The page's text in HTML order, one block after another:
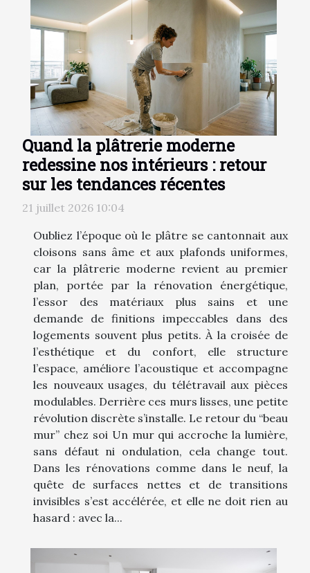
Quand la plâtrerie moderne
redessine nos intérieurs : retour
sur les tendances récentes
21 juillet 2026 10:04
Oubliez l’époque où le plâtre se cantonnait aux
cloisons sans âme et aux plafonds uniformes,
car la plâtrerie moderne revient au premier
plan, portée par la rénovation énergétique,
l’essor des matériaux plus sains et une
demande de finitions impeccables dans des
logements souvent plus petits. À la croisée de
l’esthétique et du confort, elle structure
l’espace, améliore l’acoustique et accompagne
les nouveaux usages, du télétravail aux pièces
modulables. Derrière ces murs lisses, une petite
révolution discrète s’installe. Le retour du “beau
mur” chez soi Un mur qui accroche la lumière,
sans défaut ni ondulation, cela change tout.
Dans les rénovations comme dans le neuf, la
quête de surfaces nettes et de transitions
invisibles s’est accélérée, et elle ne doit rien au
hasard : avec la...